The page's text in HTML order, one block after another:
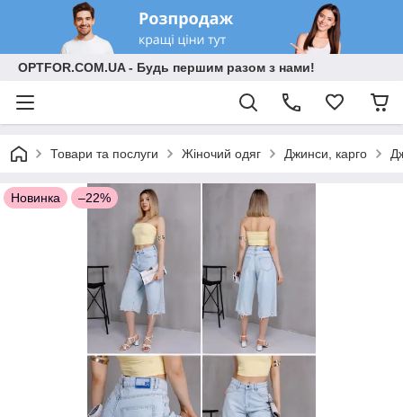
OPTFOR.COM.UA - Будь першим разом з нами!
Товари та послуги Жіночий одяг Джинси, карго
Новинка –22%